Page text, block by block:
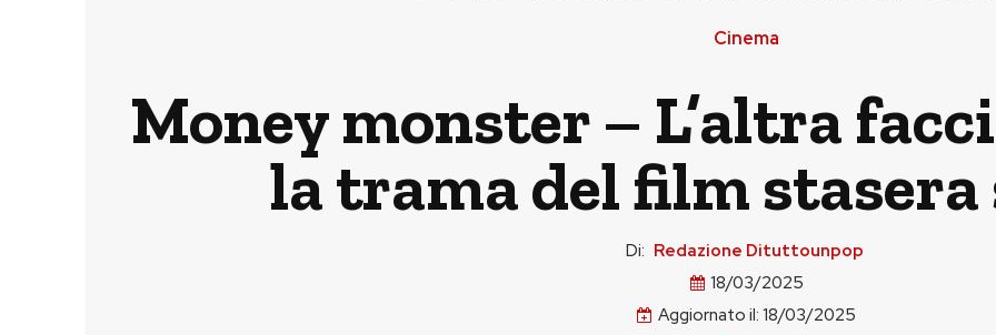
Cinema
Money monster – L’altra
la trama del film stasera
Di: Redazione Dituttounpop
18/03/2025
Aggiornato il: 18/03/2025